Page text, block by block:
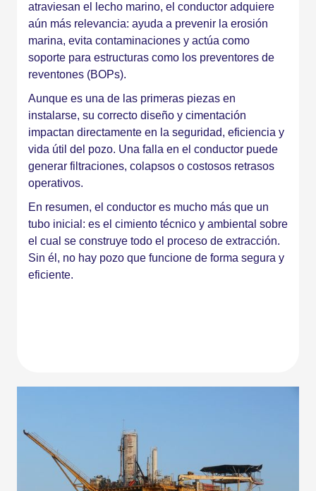
atraviesan el lecho marino, el conductor adquiere
aún más relevancia: ayuda a prevenir la erosión
marina, evita contaminaciones y actúa como
soporte para estructuras como los preventores de
reventones (BOPs).
Aunque es una de las primeras piezas en
instalarse, su correcto diseño y cimentación
impactan directamente en la seguridad, eficiencia y
vida útil del pozo. Una falla en el conductor puede
generar filtraciones, colapsos o costosos retrasos
operativos.
En resumen, el conductor es mucho más que un
tubo inicial: es el cimiento técnico y ambiental sobre
el cual se construye todo el proceso de extracción.
Sin él, no hay pozo que funcione de forma segura y
eficiente.